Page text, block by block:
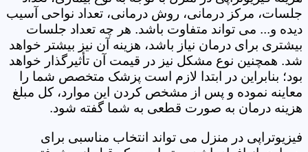
جلسات، مرکز درمانی، روش درمانی، تعداد نواحی آسیب
دیده و... می تواند متفاوت باشد. هر چه تعداد جلسات
بیشتری برای درمان نیاز باشد، هزینه آن نیز بیشتر خواهد
شد. همچنین نوع مشکل نیز در قیمت آن تأثیرگذار خواهد
بود؛ بنابراین در ابتدا لازم است پزشک متخصص شما را
معاینه نموده و پس از مشخص کردن این موارد، کل مبلغ
هزینه درمان به صورت قطعی به شما گفته شود.
فیزیوتراپی در منزل می تواند انتخاب مناسبی برای